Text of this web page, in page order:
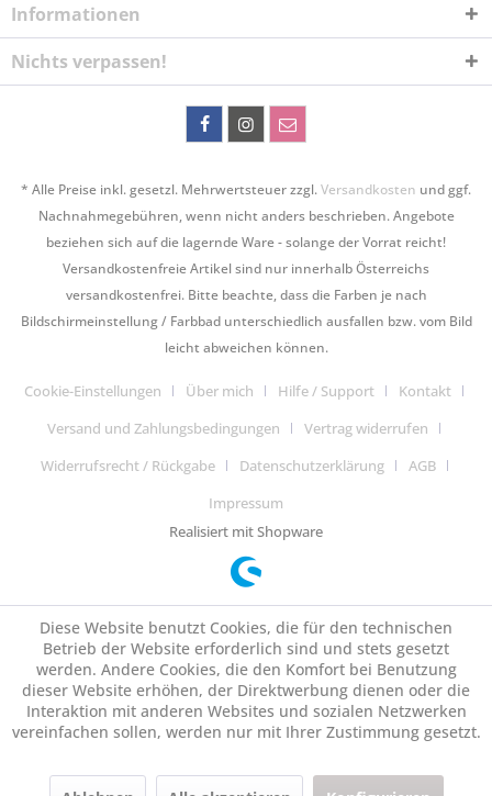
Informationen
Nichts verpassen!
* Alle Preise inkl. gesetzl. Mehrwertsteuer zzgl.Versandkosten und ggf.
Nachnahmegebühren, wenn nicht anders beschrieben. Angebote
beziehen sich auf die lagernde Ware - solange der Vorrat reicht!
Versandkostenfreie Artikel sind nur innerhalb Österreichs
versandkostenfrei. Bitte beachte, dass die Farben je nach
Bildschirmeinstellung / Farbbad unterschiedlich ausfallen bzw. vom Bild
leicht abweichen können.
Cookie-Einstellungen Über mich Hilfe / Support
Kontakt
Versand und Zahlungsbedingungen
Vertrag widerrufen
Widerrufsrecht / Rückgabe
Datenschutzerklärung
AGB
Impressum
Realisiert mit Shopware
Diese Website benutzt Cookies, die für den technischen
Betrieb der Website erforderlich sind und stets gesetzt
werden. Andere Cookies, die den Komfort bei Benutzung
dieser Website erhöhen, der Direktwerbung dienen oder die
Interaktion mit anderen Websites und sozialen Netzwerken
vereinfachen sollen, werden nur mit Ihrer Zustimmung gesetzt.